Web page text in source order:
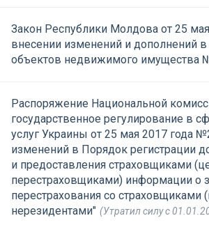
Закон Республики Молдова от 25
внесении изменений и дополнений
объектов недвижимого имущества
Распоряжение Национальной
государственное регулирование в
услуг Украины от 25 мая 2017 года
изменений в Порядок регистрации
и предоставления страховщиками
перестраховщиками) информации о
перестрахования со страховщиками
нерезидентами" (Утратил силу с